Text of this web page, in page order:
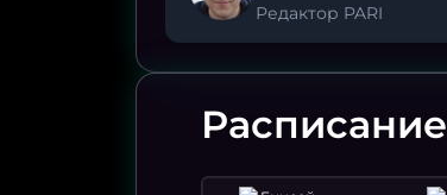
Редактор PARI
Расписание